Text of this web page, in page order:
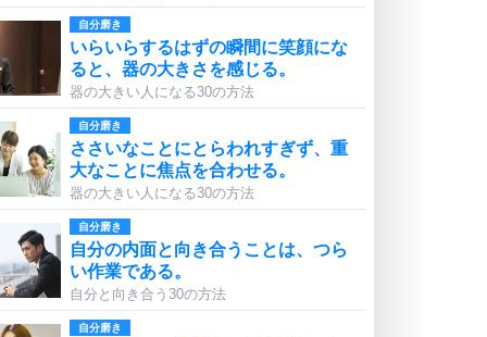
自分磨き
いらいらするはずの瞬間に笑顔にな
ると、器の大きさを感じる。
器の大きい人になる30の方法
自分磨き
ささいなことにとらわれすぎず、重
大なことに焦点を合わせる。
器の大きい人になる30の方法
自分磨き
自分の内面と向き合うことは、つら
い作業である。
自分と向き合う30の方法
自分磨き